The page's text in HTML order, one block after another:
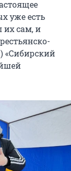
уже есть
их сам, и
) «Сибирский